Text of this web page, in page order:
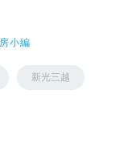
房小編
新光三越